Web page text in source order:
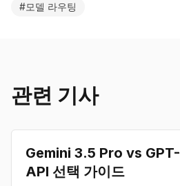
#모델 라우팅
관련 기사
Gemini 3.5 Pro vs
API 선택 가이드